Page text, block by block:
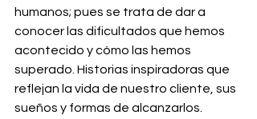
humanos; pues se trata de dar a
conocer las dificultados que hemos
acontecido y cómo las hemos
superado. Historias inspiradoras que
reflejan la vida de nuestro cliente, sus
sueños y formas de alcanzarlos.